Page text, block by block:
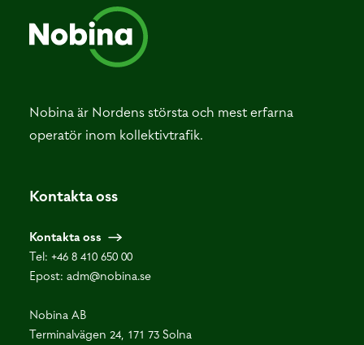
Nobina är Nordens största och mest erfarna
operatör inom kollektivtrafik.
Kontakta oss
Kontakta oss
Tel: +46 8 410 650 00
Epost: adm@nobina.se
Nobina AB
Terminalvägen 24, 171 73 Solna